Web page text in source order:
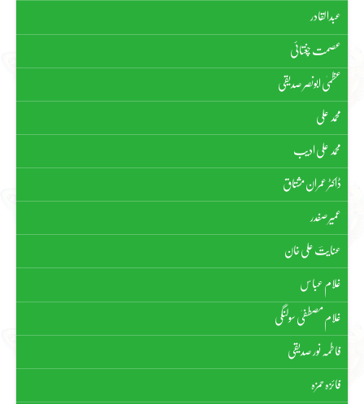
عبدالقادر
عصمت چغتائی
عظمیٰ ابونصر صدیقی
محمد علی
محمد علی ادیب
ڈاکٹر عمران مشتاق
عمیر صفدر
عنایتؔ علی خان
غلام عباس
غلام مصطفیٰ سولنگی
فاطمہ نور صدیقی
فائزہ حمزہ